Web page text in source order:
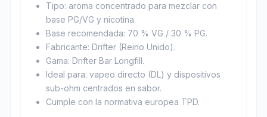
Tipo: aroma concentrado para mezclar con
base PG/VG y nicotina.
Base recomendada: 70 % VG / 30 % PG.
Fabricante: Drifter (Reino Unido).
Gama: Drifter Bar Longfill.
Ideal para: vapeo directo (DL) y dispositivos
sub-ohm centrados en sabor.
Cumple con la normativa europea TPD.